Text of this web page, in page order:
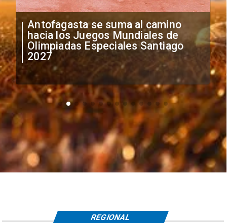
"Falta de profesionalismo": Sifup
anuncia medidas por situación
irregular de futbolistas
extranjeros
REGIONAL